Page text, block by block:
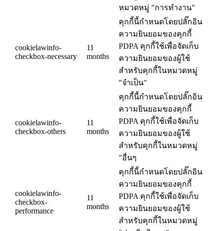
หมวดหมู่ "การทำงาน"
cookielawinfo-
checkbox-necessary
11
months
คุกกี้นี้กำหนดโดยปลั๊กอิน
ความยินยอมของคุกกี้
PDPA คุกกี้ใช้เพื่อจัดเก็บ
ความยินยอมของผู้ใช้
สำหรับคุกกี้ในหมวดหมู่
"จำเป็น"
cookielawinfo-
checkbox-others
11
months
คุกกี้นี้กำหนดโดยปลั๊กอิน
ความยินยอมของคุกกี้
PDPA คุกกี้ใช้เพื่อจัดเก็บ
ความยินยอมของผู้ใช้
สำหรับคุกกี้ในหมวดหมู่
"อื่นๆ
cookielawinfo-
checkbox-
performance
11
months
คุกกี้นี้กำหนดโดยปลั๊กอิน
ความยินยอมของคุกกี้
PDPA คุกกี้ใช้เพื่อจัดเก็บ
ความยินยอมของผู้ใช้
สำหรับคุกกี้ในหมวดหมู่